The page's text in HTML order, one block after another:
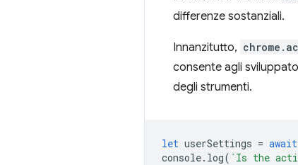
differenze sostanziali.
Innanzitutto,
consente agli
degli strumenti.
let userSettings = await
console. log( `Is the